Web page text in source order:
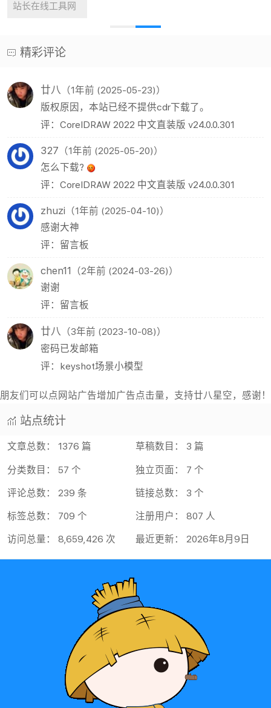
站长在线工具网
精彩评论
廿八 （1年前 (2025-05-23)）
版权原因，本站已经不提供cdr下载了。
评：CorelDRAW 2022 中文直装版 v24.0.0.301
327 （1年前 (2025-05-20)）
怎么下载?
评：CorelDRAW 2022 中文直装版 v24.0.0.301
zhuzi （1年前 (2025-04-10)）
感谢大神
评：留言板
chen11 （2年前 (2024-03-26)）
谢谢
评：留言板
廿八 （3年前 (2023-10-08)）
密码已发邮箱
评：keyshot场景小模型
朋友们可以点网站广告增加广告点击量，支持廿八星空，感谢！
站点统计
文章总数： 1376 篇 草稿数目： 3 篇
分类数目： 57 个 独立页面： 7 个
评论总数： 239 条 链接总数： 3 个
标签总数： 709 个 注册用户： 807 人
访问总量： 8,659,426 次 最近更新： 2026年8月9日